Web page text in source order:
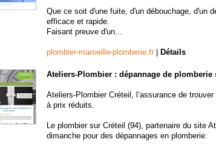
Que ce soit d'une fuite, d'un débouchage, d'un
efficace et rapide.
Faisant preuve d'un...
plombier-marseille-plomberie.fr Détails
Ateliers-Plombier : dépannage de plomberie
Ateliers-Plombier Créteil, l’assurance de
à prix réduits.
Le plombier sur Créteil (94), partenaire du site
dimanche pour des dépannages en plomberie.